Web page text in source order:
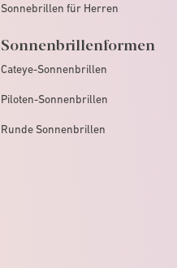
Sonnebrillen für Herren
Sonnenbrillenformen
Cateye-Sonnenbrillen
Piloten-Sonnenbrillen
Runde Sonnenbrillen